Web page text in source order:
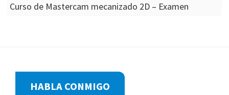
Curso de Mastercam mecanizado 2D – Examen
FooterHABLA CONMIGO